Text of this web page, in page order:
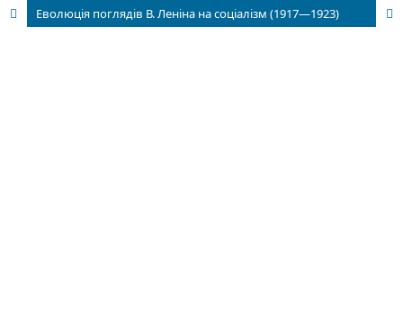
Еволюція поглядів В. Леніна на соціалізм (1917—1923)